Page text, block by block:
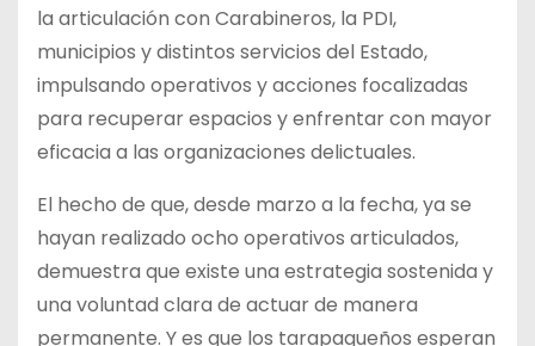
la articulación con Carabineros, la PDI,
municipios y distintos servicios del Estado,
impulsando operativos y acciones focalizadas
para recuperar espacios y enfrentar con mayor
eficacia a las organizaciones delictuales.
El hecho de que, desde marzo a la fecha, ya se
hayan realizado ocho operativos articulados,
demuestra que existe una estrategia sostenida y
una voluntad clara de actuar de manera
permanente. Y es que los tarapaqueños esperan